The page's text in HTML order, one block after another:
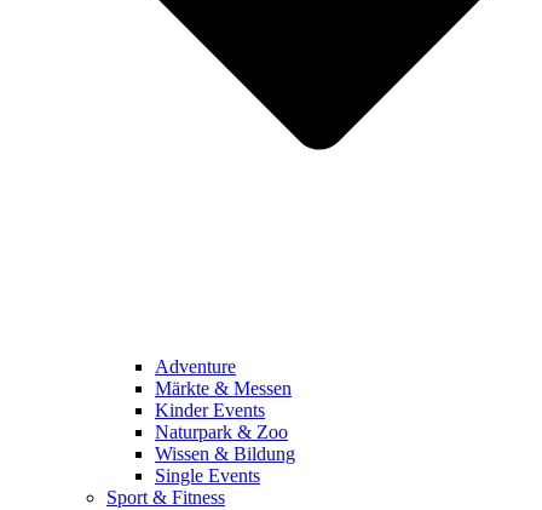
Adventure
Märkte & Messen
Kinder Events
Naturpark & Zoo
Wissen & Bildung
Single Events
Sport & Fitness